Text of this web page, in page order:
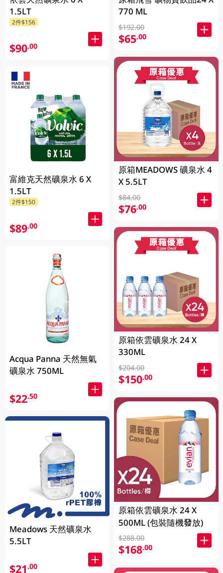
1.5LT
2件$156
$90.00
富維克天然礦泉水 6 X
1.5LT
2件$150
$89.00
Acqua Panna 天然無氣
礦泉水 750ML
$22.50
Meadows 天然礦泉水
5.5LT
$21.00
770 ML
$192.00
$65.00
原箱MEADOWS 礦泉水 4
X 5.5LT
$84.00
$76.00
原箱依雲礦泉水 24 X
330ML
$204.00
$150.00
原箱依雲礦泉水 24 X
500ML (包裝隨機發放)
$288.00
$168.00